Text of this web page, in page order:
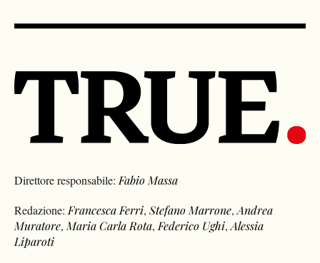
Direttore responsabile:Fabio Massa
Redazione:Francesca Ferri,Stefano Marrone,Andrea
Muratore,Maria Carla Rota,Federico Ughi,Alessia
Liparoti